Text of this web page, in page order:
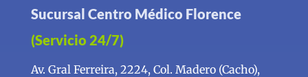
Sucursal Centro Médico Florence
(Servicio 24/7)
Av. Gral Ferreira, 2224, Col. Madero (Cacho),